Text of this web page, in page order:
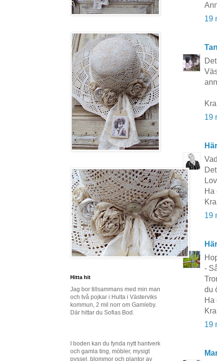
19
19
Ha
19
-
du
Ha
19
Hitta hit
Jag bor tillsammans med min man
och två pojkar i Hulta i Västerviks
kommun, 2 mil norr om Gamleby.
Där hittar du Sofias Bod.
I boden kan du fynda nytt hantverk
och gamla ting, möbler, mysigt
pyssel, blommor och plantor av